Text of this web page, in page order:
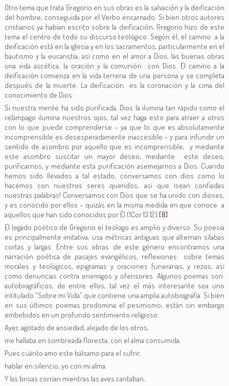
Otro tema que trata Gregorio en sus obras es la salvación y la deificación
del hombre, conseguida por el Verbo encarnado. Si bien otros autores
cristianos ya habían escrito sobre la deificación, Gregorio hizo de este
tema el centro de todo su discurso teológico. Según él, el camino a la
deificación está en la iglesia y en los sacramentos, particularmente en el
bautismo y la eucaristía, así como en el amor a Dios, las buenas obras
una vida ascética, la oración y la comunión con Dios. El camino a la
deificación comienza en la vida terrena de una persona y se completa
después de la muerte. La deificación es la coronación y la cima del
conocimiento de Dios:
Si nuestra mente ha sido purificada, Dios la ilumina tan rápido como el
relámpago ilumina nuestros ojos, tal vez haga esto para atraer a otros
con lo que puede comprenderse – ya que lo que es absolutamente
incomprensible es desesperadamente inaccesible – y para infundir un
sentido de asombro por aquello que es incomprensible, y mediante
este asombro suscitar un mayor deseo, mediante este deseo,
purificarnos, y mediante esta purificación asemejarnos a Dios. Cuando
hemos sido llevados a tal estado, conversamos con dios como lo
hacemos con nuestros seres queridos, así que ¡sean confiadas
nuestras palabras! Conversamos con Dios que se ha unido con dioses,
y es conocido por ellos – quizás en la misma medida en que conoce a
aquellos que han sido conocidos por Él (1Cor 13:12).[8]
El legado poético de Gregorio el teólogo es amplio y diverso. Su poesía
es principalmente imitativa, usa métricas antiguas que alternan sílabas
cortas y largas. Entre sus obras de este género encontramos una
narración poética de pasajes evangélicos, reflexiones sobre temas
morales y teológicos, epigramas y oraciones funerarias, y rezos, así
como denuncias contra enemigos y ofensores. Algunos poemas son
autobiográficos; de entre ellos, tal vez el más interesante sea uno
intitulado “Sobre mi Vida” que contiene una amplia autobiografía. Si bien
en sus últimos poemas predomina el pesimismo, están sin embargo
embebidos en un profundo sentimiento religioso:
Ayer, agotado de ansiedad, alejado de los otros,
me hallaba en sombreada floresta, con el alma consumida.
Pues cuánto amo este bálsamo para el sufrir,
hablar en silencio, yo con mi alma.
Y las brisas corrían mientras las aves cantaban,